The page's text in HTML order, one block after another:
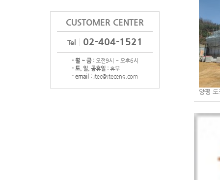
CUSTOMER CENTER
Tel 02-404-1521
- 월 ~ 금 :오전9시 ~ 오후6시
- 토, 일, 공휴일 :휴무
- email :jtec@jteceng.com
양평